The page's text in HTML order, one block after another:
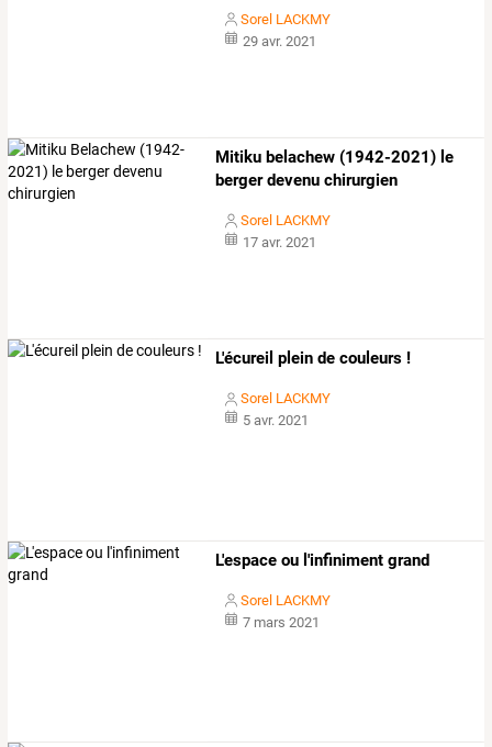
Sorel LACKMY
29 avr. 2021
Mitiku belachew (1942-2021) le
berger devenu chirurgien
Sorel LACKMY
17 avr. 2021
L'écureil plein de couleurs !
Sorel LACKMY
5 avr. 2021
L'espace ou l'infiniment grand
Sorel LACKMY
7 mars 2021